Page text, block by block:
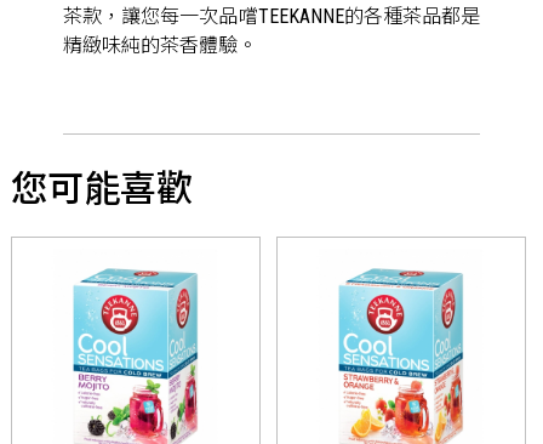
茶款，讓您每一次品嚐TEEKANNE的各種茶品都是
精緻味純的茶香體驗。
您可能喜歡